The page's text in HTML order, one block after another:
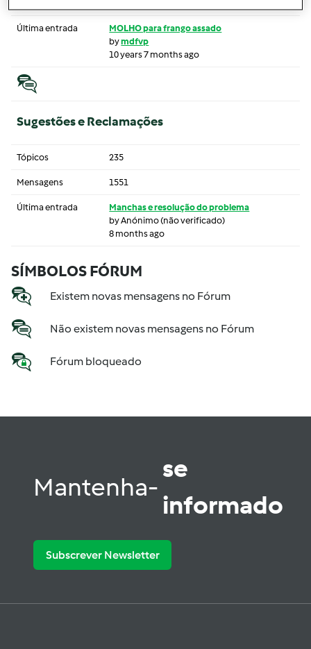
Última entrada
MOLHO para frango assado
bymdfvp
10 years 7 months ago
Sugestões e Reclamações
Tópicos 235
Mensagens 1551
Última entrada
Manchas e resolução do problema
byAnónimo (não verificado)
8 months ago
SÍMBOLOS FÓRUM
Existem novas mensagens no Fórum
Não existem novas mensagens no Fórum
Fórum bloqueado
Mantenha-
se
informado
Subscrever Newsletter